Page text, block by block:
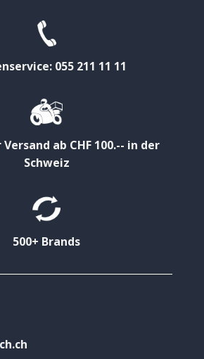
055 211 11 11
ab CHF 100.-- in der
Schweiz
500+ Brands